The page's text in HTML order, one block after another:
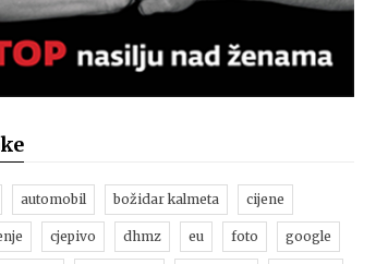
automobil božidar kalmeta cijene
cjepivo dhmz eu foto google